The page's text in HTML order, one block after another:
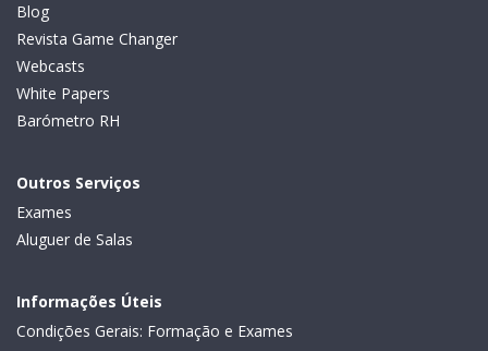
Blog
Revista Game Changer
Webcasts
White Papers
Barómetro RH
Outros Serviços
Exames
Aluguer de Salas
Informações Úteis
Condições Gerais: Formação e Exames